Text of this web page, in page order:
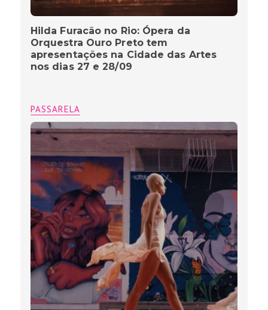
Hilda Furacão no Rio: Ópera da
Orquestra Ouro Preto tem
apresentações na Cidade das Artes
nos dias 27 e 28/09
PASSARELA